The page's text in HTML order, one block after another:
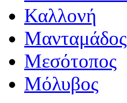
Καλλονή
Μανταμάδος
Μεσότοπος
Μόλυβος